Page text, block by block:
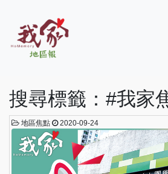
搜尋標籤：#我家
地區焦點 2020-09-24